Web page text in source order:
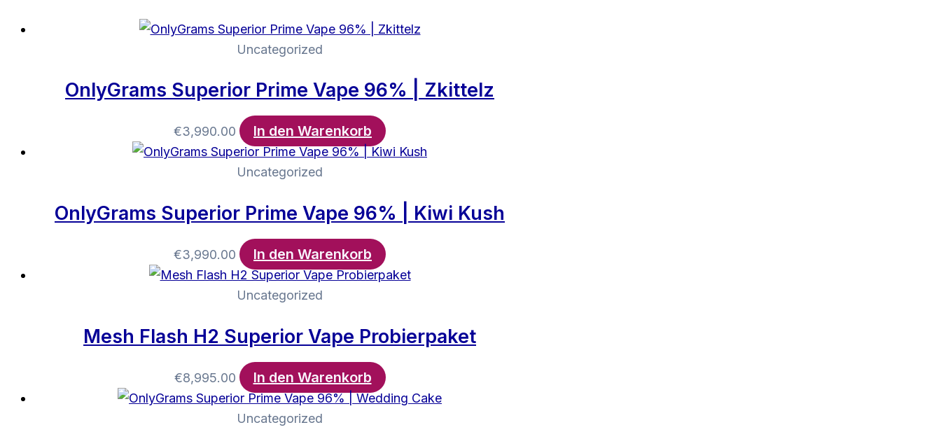
Uncategorized
OnlyGrams Superior Prime Vape 96% | Zkittelz
€3,990.00 In den Warenkorb
Uncategorized
OnlyGrams Superior Prime Vape 96% | Kiwi Kush
€3,990.00 In den Warenkorb
Uncategorized
Mesh Flash H2 Superior Vape Probierpaket
€8,995.00 In den Warenkorb
Uncategorized